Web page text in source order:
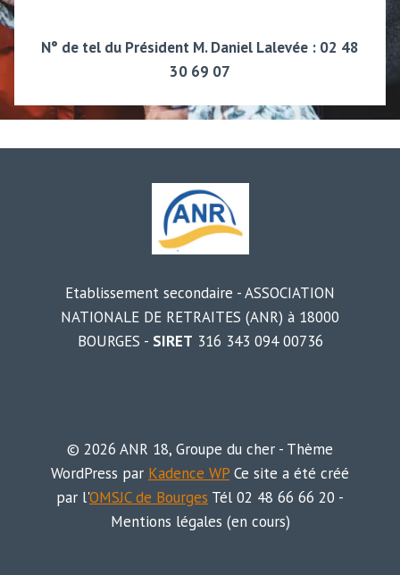
N° de tel du Président M. Daniel Lalevée : 02 48
30 69 07
Etablissement secondaire - ASSOCIATION
NATIONALE DE RETRAITES (ANR) à 18000
BOURGES - SIRET 316 343 094 00736
© 2026 ANR 18, Groupe du cher - Thème
WordPress par Kadence WP Ce site a été créé
par l'OMSJC de Bourges Tél 02 48 66 66 20 -
Mentions légales (en cours)